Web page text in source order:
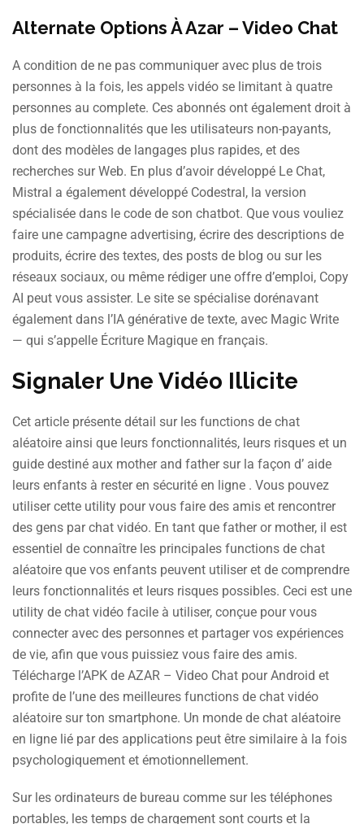
Alternate Options À Azar – Video Chat
A condition de ne pas communiquer avec plus de trois
personnes à la fois, les appels vidéo se limitant à quatre
personnes au complete. Ces abonnés ont également droit à
plus de fonctionnalités que les utilisateurs non-payants,
dont des modèles de langages plus rapides, et des
recherches sur Web. En plus d’avoir développé Le Chat,
Mistral a également développé Codestral, la version
spécialisée dans le code de son chatbot. Que vous vouliez
faire une campagne advertising, écrire des descriptions de
produits, écrire des textes, des posts de blog ou sur les
réseaux sociaux, ou même rédiger une offre d’emploi, Copy
AI peut vous assister. Le site se spécialise dorénavant
également dans l’IA générative de texte, avec Magic Write
— qui s’appelle Écriture Magique en français.
Signaler Une Vidéo Illicite
Cet article présente détail sur les functions de chat
aléatoire ainsi que leurs fonctionnalités, leurs risques et un
guide destiné aux mother and father sur la façon d’ aide
leurs enfants à rester en sécurité en ligne . Vous pouvez
utiliser cette utility pour vous faire des amis et rencontrer
des gens par chat vidéo. En tant que father or mother, il est
essentiel de connaître les principales functions de chat
aléatoire que vos enfants peuvent utiliser et de comprendre
leurs fonctionnalités et leurs risques possibles. Ceci est une
utility de chat vidéo facile à utiliser, conçue pour vous
connecter avec des personnes et partager vos expériences
de vie, afin que vous puissiez vous faire des amis.
Télécharge l’APK de AZAR – Video Chat pour Android et
profite de l’une des meilleures functions de chat vidéo
aléatoire sur ton smartphone. Un monde de chat aléatoire
en ligne lié par des applications peut être similaire à la fois
psychologiquement et émotionnellement.
Sur les ordinateurs de bureau comme sur les téléphones
portables, les temps de chargement sont courts et la